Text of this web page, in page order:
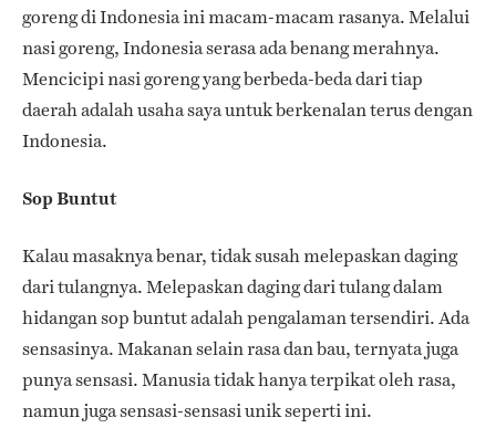
goreng di Indonesia ini macam-macam rasanya. Melalui
nasi goreng, Indonesia serasa ada benang merahnya.
Mencicipi nasi goreng yang berbeda-beda dari tiap
daerah adalah usaha saya untuk berkenalan terus dengan
Indonesia.
Sop Buntut
Kalau masaknya benar, tidak susah melepaskan daging
dari tulangnya. Melepaskan daging dari tulang dalam
hidangan sop buntut adalah pengalaman tersendiri. Ada
sensasinya. Makanan selain rasa dan bau, ternyata juga
punya sensasi. Manusia tidak hanya terpikat oleh rasa,
namun juga sensasi-sensasi unik seperti ini.